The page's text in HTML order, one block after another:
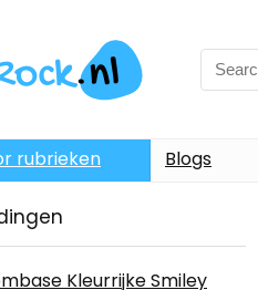
rubrieken Blogs
Kleurrijke Smiley